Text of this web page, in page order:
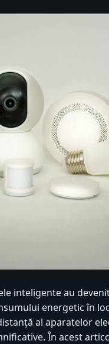
inteligente au
energetic în
al aparatelor
În acest